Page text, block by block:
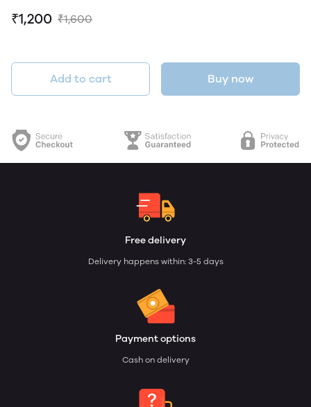
₹1,200 ₹1,600
Add to cart Buy now
Free delivery
Delivery happens within: 3-5 days
Payment options
Cash on delivery